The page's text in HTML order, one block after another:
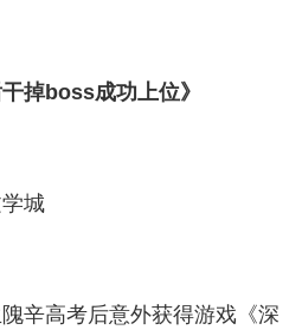
掉boss成功上位》
城
辛高考后意外获得游戏《深